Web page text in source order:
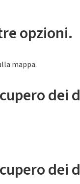
opzioni.
mappa.
dei
dei